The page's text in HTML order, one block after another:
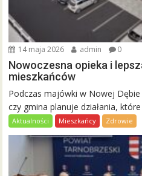
14 maja 2026 admin 0
Nowoczesna opieka i
mieszkańców
Podczas majówki w Nowej
czy gmina planuje działania, które
Aktualności Mieszkańcy Zdrowie